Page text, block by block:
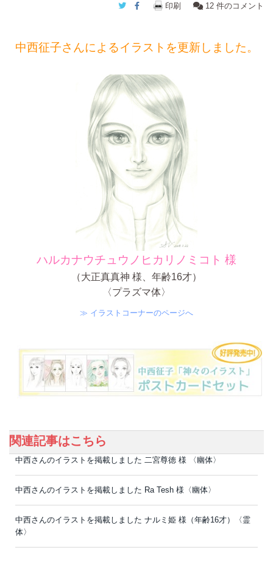
Twitter
Facebook
印刷 12 件のコメント
中西征子さんによるイラストを更新しました。
ハルカナウチュウノヒカリノミコト 様
（大正真真神 様、年齢16才）
〈プラズマ体〉
≫ イラストコーナーのページへ
関連記事はこちら
中西さんのイラストを掲載しました 二宮尊徳 様 〈幽体〉
中西さんのイラストを掲載しました Ra Tesh 様〈幽体〉
中西さんのイラストを掲載しました ナルミ姫 様（年齢16才）〈霊
体〉